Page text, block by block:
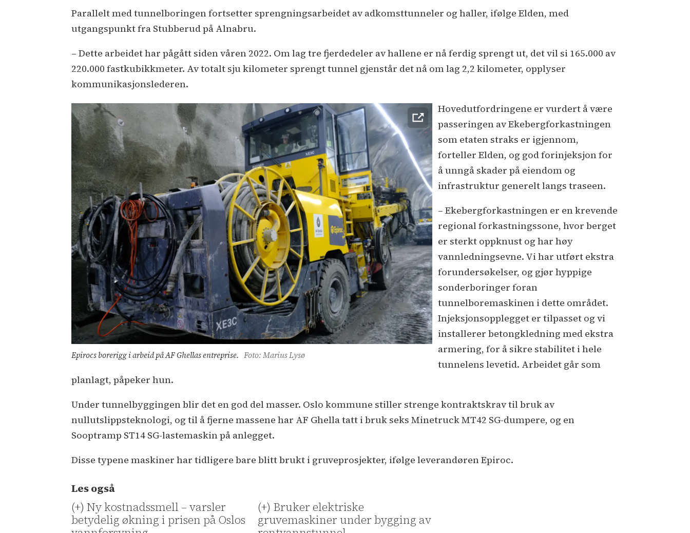
Parallelt med tunnelboringen fortsetter sprengningsarbeidet av adkomsttunneler og haller, ifølge Elden, med
utgangspunkt fra Stubberud på Alnabru.
– Dette arbeidet har pågått siden våren 2022. Om lag tre fjerdedeler av hallene er nå ferdig sprengt ut, det vil si 165.000 av
220.000 fastkubikkmeter. Av totalt sju kilometer sprengt tunnel gjenstår det nå om lag 2,2 kilometer, opplyser
kommunikasjonslederen.
Epirocs borerigg i arbeid på AF Ghellas entreprise. Foto: Marius Lysø
Hovedutfordringene er vurdert å være
passeringen av Ekebergforkastningen
som etaten straks er igjennom,
forteller Elden, og god forinjeksjon for
å unngå skader på eiendom og
infrastruktur generelt langs traseen.
– Ekebergforkastningen er en krevende
regional forkastningssone, hvor berget
er sterkt oppknust og har høy
vannledningsevne. Vi har utført ekstra
forundersøkelser, og gjør hyppige
sonderboringer foran
tunnelboremaskinen i dette området.
Injeksjonsopplegget er tilpasset og vi
installerer betongkledning med ekstra
armering, for å sikre stabilitet i hele
tunnelens levetid. Arbeidet går som
planlagt, påpeker hun.
Under tunnelbyggingen blir det en god del masser. Oslo kommune stiller strenge kontraktskrav til bruk av
nullutslippsteknologi, og til å fjerne massene har AF Ghella tatt i bruk seks Minetruck MT42 SG-dumpere, og en
Sooptramp ST14 SG-lastemaskin på anlegget.
Disse typene maskiner har tidligere bare blitt brukt i gruveprosjekter, ifølge leverandøren Epiroc.
Les også
(+) Ny kostnadssmell – varsler
betydelig økning i prisen på Oslos
(+) Bruker elektriske
gruvemaskiner under bygging av